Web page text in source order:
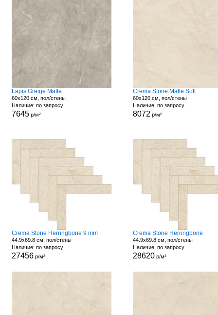
Lapis Greige Matte
60x120 см, пол/стены
Наличие: по запросу
7645р/м²
Crema Stone Matte Soft
60x120 см, пол/стены
Наличие: по запросу
8072 р/м²
Crema Stone Herringbone 9 mm
44.9x69.8 см, пол/стены
Наличие: по запросу
27456р/м²
Crema Stone Herringbone
44.9x69.8 см, пол/стены
Наличие: по запросу
28620р/м²